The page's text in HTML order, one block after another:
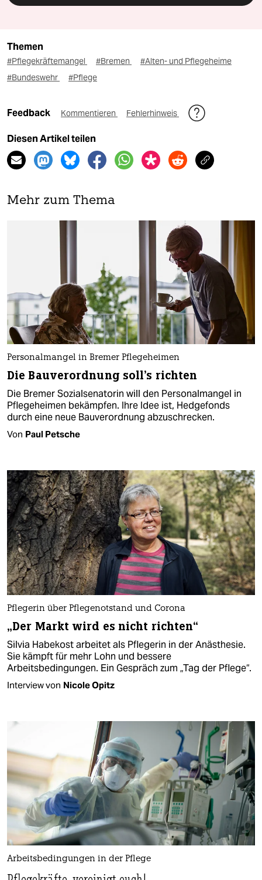
Themen
#Pflegekräftemangel #Bremen
#Alten- und Pflegeheime
#Bundeswehr
#Pflege
Feedback Kommentieren Fehlerhinweis
Diesen Artikel teilen
Mehr zum Thema
Personalmangel in Bremer Pflegeheimen
Die Bauverordnung soll's richten
Die Bremer Sozialsenatorin will den Personalmangel in
Pflegeheimen bekämpfen. Ihre Idee ist, Hedgefonds
durch eine neue Bauverordnung abzuschrecken.
Von Paul Petsche
Pflegerin über Pflegenotstand und Corona
„Der Markt wird es nicht richten“
Silvia Habekost arbeitet als Pflegerin in der Anästhesie.
Sie kämpft für mehr Lohn und bessere
Arbeitsbedingungen. Ein Gespräch zum „Tag der Pflege“.
Interview von Nicole Opitz
Arbeitsbedingungen in der Pflege